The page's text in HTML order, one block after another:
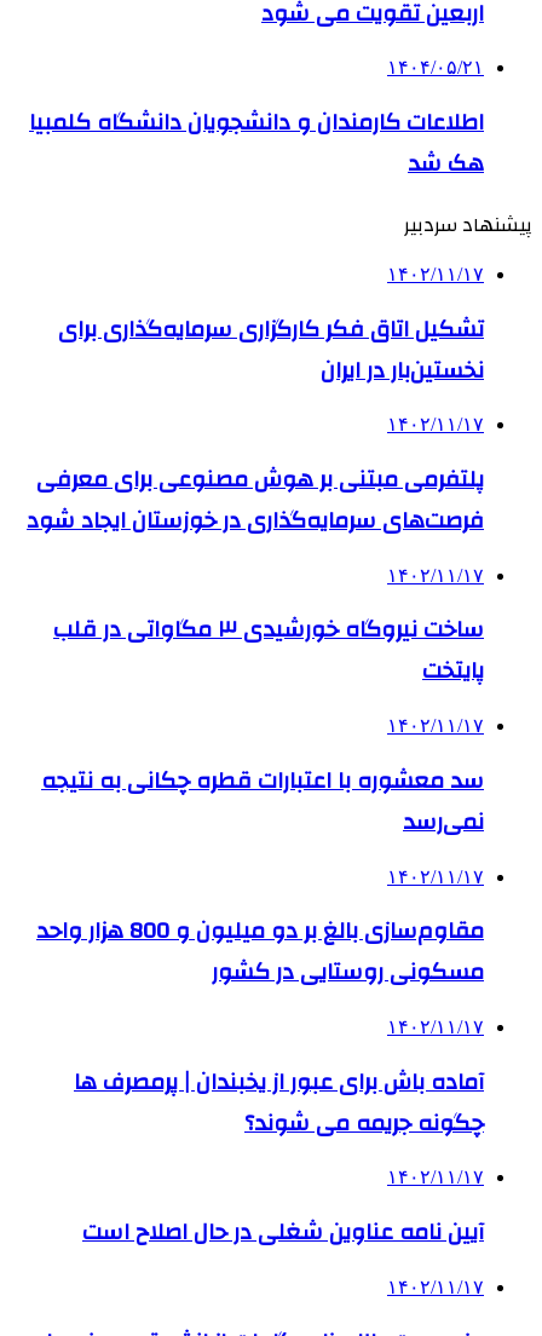
اربعین تقویت می شود
۱۴۰۴/۰۵/۲۱
اطلاعات کارمندان و دانشجویان دانشگاه کلمبیا
هک شد
پیشنهاد سردبیر
۱۴۰۲/۱۱/۱۷
تشکیل اتاق فکر کارگزاری سرمایه‌گذاری برای
نخستین‌بار در ایران
۱۴۰۲/۱۱/۱۷
پلتفرمی مبتنی بر هوش مصنوعی برای معرفی
فرصت‌های سرمایه‌گذاری در خوزستان ایجاد شود
۱۴۰۲/۱۱/۱۷
ساخت نیروگاه خورشیدی ۳ مگاواتی در قلب
پایتخت
۱۴۰۲/۱۱/۱۷
سد معشوره ‌با اعتبارات قطره چکانی به نتیجه
نمی‌رسد
۱۴۰۲/۱۱/۱۷
مقاوم‌سازی بالغ بر دو میلیون و 800 هزار واحد
مسکونی روستایی در کشور
۱۴۰۲/۱۱/۱۷
آماده باش برای عبور از یخبندان | پرمصرف ها
چگونه جریمه می شوند؟
۱۴۰۲/۱۱/۱۷
آیین نامه عناوین شغلی در حال اصلاح است
۱۴۰۲/۱۱/۱۷